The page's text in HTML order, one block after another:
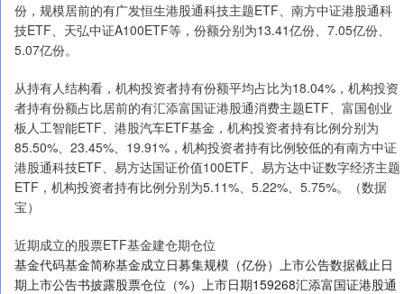
份，规模居前的有广发恒生港股通科技主题ETF、南方中证港股通科
技ETF、天弘中证A100ETF等，份额分别为13.41亿份、7.05亿份、
5.07亿份。
从持有人结构看，机构投资者持有份额平均占比为18.04%，机构投资
者持有份额占比居前的有汇添富国证港股通消费主题ETF、富国创业
板人工智能ETF、港股汽车ETF基金，机构投资者持有比例分别为
85.50%、23.45%、19.91%，机构投资者持有比例较低的有南方中证
港股通科技ETF、易方达国证价值100ETF、易方达中证数字经济主题
ETF，机构投资者持有比例分别为5.11%、5.22%、5.75%。（数据
宝）
近期成立的股票ETF基金建仓期仓位
基金代码基金简称基金成立日募集规模（亿份）上市公告数据截止日
期上市公告书披露股票仓位（%）上市日期159268汇添富国证港股通